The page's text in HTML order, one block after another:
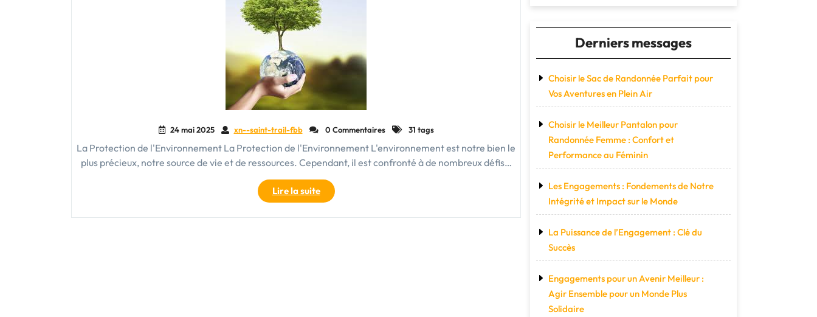
24 mai 2025 xn--saint-trail-fbb 0 Commentaires 31 tags
La Protection de l'Environnement La Protection de l'Environnement L'environnement est notre bien le
plus précieux, notre source de vie et de ressources. Cependant, il est confronté à de nombreux défis…
Lire la suite"Engageons-
nous
pour
Derniers messages
Choisir le Sac de Randonnée Parfait pour
Vos Aventures en Plein Air
Choisir le Meilleur Pantalon pour
Randonnée Femme : Confort et
Performance au Féminin
Les Engagements : Fondements de Notre
Intégrité et Impact sur le Monde
La Puissance de l’Engagement : Clé du
Succès
Engagements pour un Avenir Meilleur :
Agir Ensemble pour un Monde Plus
Solidaire